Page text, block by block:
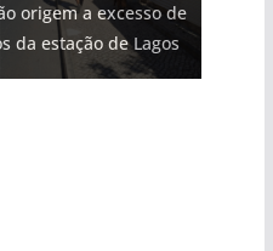
origem a excesso de
da estação de Lagos